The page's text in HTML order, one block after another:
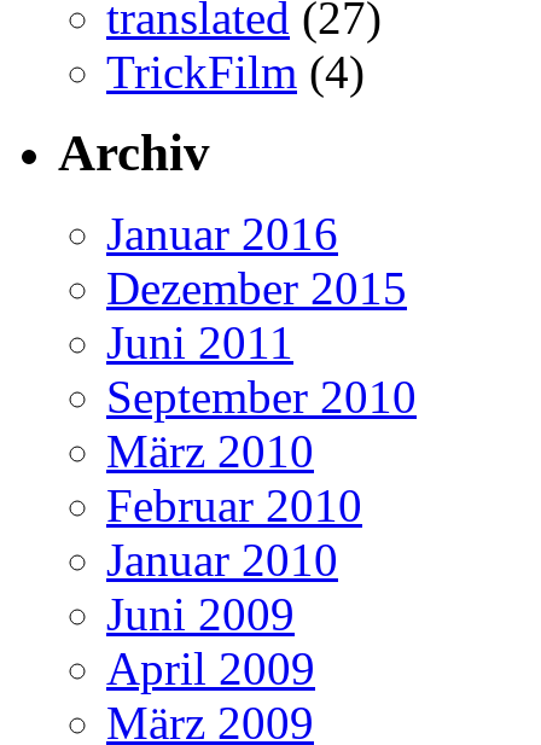
translated (27)
TrickFilm (4)
Archiv
Januar 2016
Dezember 2015
Juni 2011
September 2010
März 2010
Februar 2010
Januar 2010
Juni 2009
April 2009
März 2009